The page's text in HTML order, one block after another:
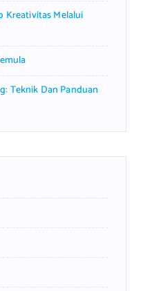
Kreativitas Melalui
Teknik Dan Panduan